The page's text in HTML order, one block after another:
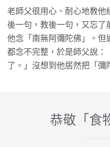
老師父很用心、耐心地教他
後一句，教後一句，又忘了
他念「南無阿彌陀佛」。但
都念不完整，於是師父說：
了。」沒想到他居然把「彌
恭敬「食